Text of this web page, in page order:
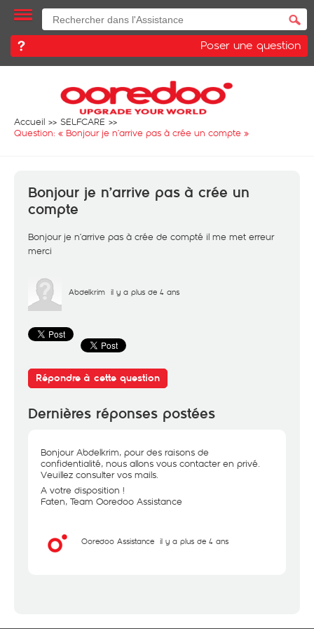
Poser une question
Accueil
SELFCARE
Question: « Bonjour je n’arrive pas à crée un compte »
Bonjour je n’arrive pas à crée un
compte
Bonjour je n’arrive pas à crée de compté il me met erreur
merci
Abdelkrim il y a plus de 4 ans
Répondre à cette question
Dernières réponses postées
Bonjour Abdelkrim, pour des raisons de
confidentialité, nous allons vous contacter en privé.
Veuillez consulter vos mails.
A votre disposition !
Faten, Team Ooredoo Assistance
Ooredoo Assistance il y a plus de 4 ans